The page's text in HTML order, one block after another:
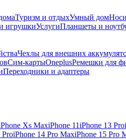
Туризм и отдыхУмный дом
игрушкиУслугиПланшеты и
Чехлы для внешних
Сим-картыOneplusРемешки для
Переходники и адаптеры
Xs MaxiPhone 11iPhone 13 Pro
ProiPhone 14 Pro MaxiPhone 15 Pro